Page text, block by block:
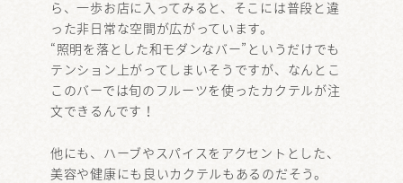
ら、一歩お店に入ってみると、そこには普段と違
った非日常な空間が広がっています。
“照明を落とした和モダンなバー”というだけでも
テンション上がってしまいそうですが、なんとこ
このバーでは旬のフルーツを使ったカクテルが注
文できるんです！
他にも、ハーブやスパイスをアクセントとした、
美容や健康にも良いカクテルもあるのだそう。